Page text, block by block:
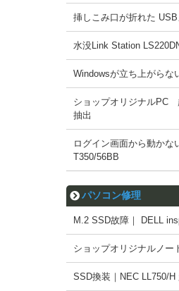
挿しこみ口が折れた
水没Link Station
Windowsが立ち上がらな
ショップオリジナルPC
抽出
ログイン画面から動かな
T350/56BB
パソコン修理
M.2 SSD故障｜ DELL
ショップオリジナルノー
SSD換装｜NEC LL750/